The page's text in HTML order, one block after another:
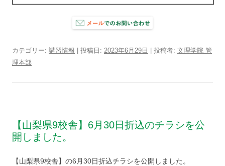
カテゴリー: 講習情報 | 投稿日: 2023年6月29日 投稿者: 文理学院 管
理本部
【山梨県9校舎】6月30日折込のチラシを公
開しました。
【山梨県9校舎】の6月30日折込チラシを公開しました。